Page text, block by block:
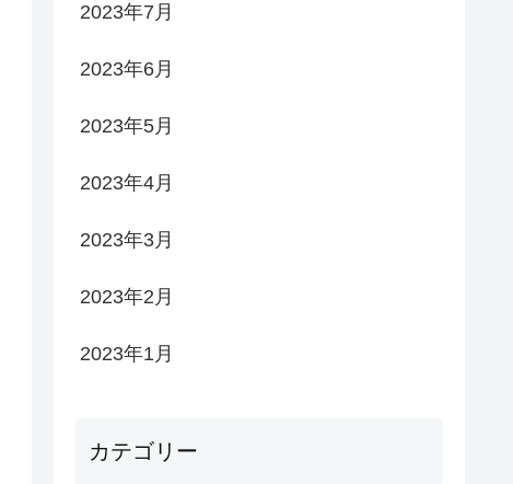
2023年7月
2023年6月
2023年5月
2023年4月
2023年3月
2023年2月
2023年1月
カテゴリー